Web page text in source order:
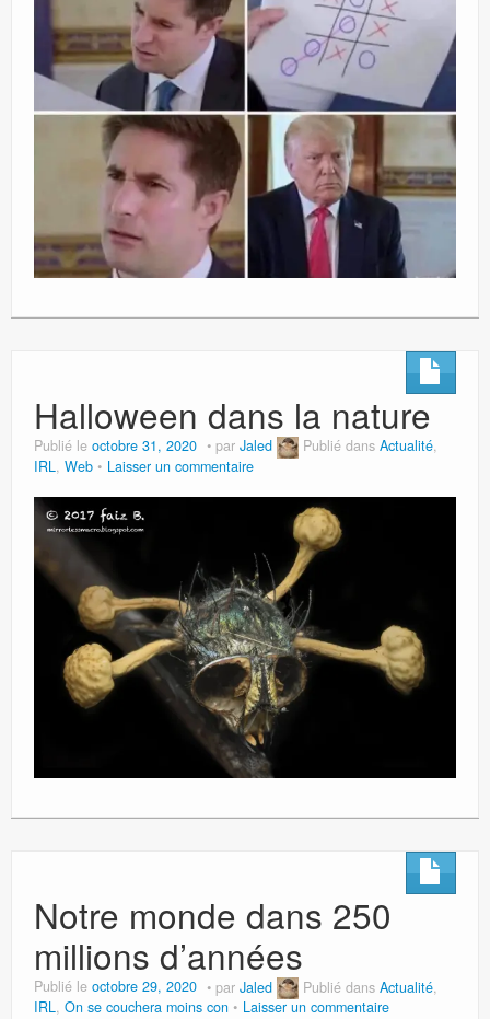
Halloween dans la nature
Publié le octobre 31, 2020 par Jaled Publié dans Actualité,
IRL, Web Laisser un commentaire
Notre monde dans 250
millions d’années
Publié le octobre 29, 2020 par Jaled Publié dans Actualité,
IRL, On se couchera moins con Laisser un commentaire